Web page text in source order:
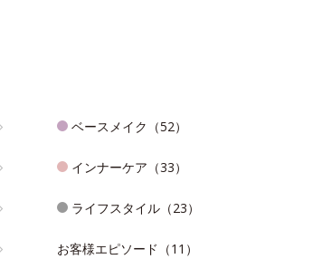
ベースメイク（52）
インナーケア（33）
ライフスタイル（23）
お客様エピソード（11）